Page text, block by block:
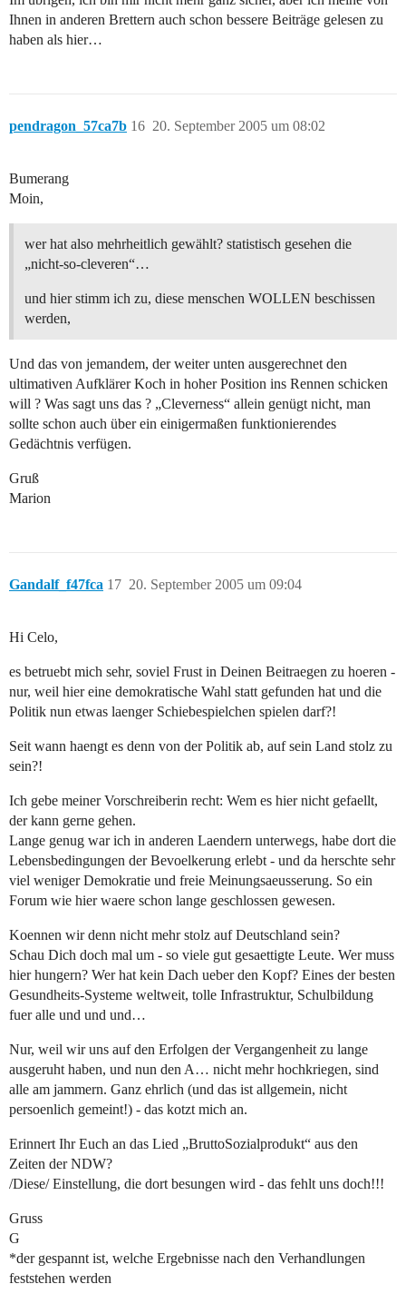
Ihnen in anderen Brettern auch schon bessere Beiträge gelesen zu
haben als hier…
pendragon_57ca7b 20. September 2005 um 08:02
16
Bumerang
Moin,
wer hat also mehrheitlich gewählt? statistisch gesehen die
„nicht-so-cleveren“…
und hier stimm ich zu, diese menschen WOLLEN beschissen
werden,
Und das von jemandem, der weiter unten ausgerechnet den
ultimativen Aufklärer Koch in hoher Position ins Rennen schicken
will ? Was sagt uns das ? „Cleverness“ allein genügt nicht, man
sollte schon auch über ein einigermaßen funktionierendes
Gedächtnis verfügen.
Gruß
Marion
Gandalf_f47fca 20. September 2005 um 09:04
17
Hi Celo,
es betruebt mich sehr, soviel Frust in Deinen Beitraegen zu hoeren -
nur, weil hier eine demokratische Wahl statt gefunden hat und die
Politik nun etwas laenger Schiebespielchen spielen darf?!
Seit wann haengt es denn von der Politik ab, auf sein Land stolz zu
sein?!
Ich gebe meiner Vorschreiberin recht: Wem es hier nicht gefaellt,
der kann gerne gehen.
Lange genug war ich in anderen Laendern unterwegs, habe dort die
Lebensbedingungen der Bevoelkerung erlebt - und da herschte sehr
viel weniger Demokratie und freie Meinungsaeusserung. So ein
Forum wie hier waere schon lange geschlossen gewesen.
Koennen wir denn nicht mehr stolz auf Deutschland sein?
Schau Dich doch mal um - so viele gut gesaettigte Leute. Wer muss
hier hungern? Wer hat kein Dach ueber den Kopf? Eines der besten
Gesundheits-Systeme weltweit, tolle Infrastruktur, Schulbildung
fuer alle und und und…
Nur, weil wir uns auf den Erfolgen der Vergangenheit zu lange
ausgeruht haben, und nun den A… nicht mehr hochkriegen, sind
alle am jammern. Ganz ehrlich (und das ist allgemein, nicht
persoenlich gemeint!) - das kotzt mich an.
Erinnert Ihr Euch an das Lied „BruttoSozialprodukt“ aus den
Zeiten der NDW?
/Diese/ Einstellung, die dort besungen wird - das fehlt uns doch!!!
Gruss
G
*der gespannt ist, welche Ergebnisse nach den Verhandlungen
feststehen werden